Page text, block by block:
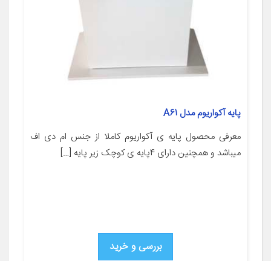
پایه آکواریوم مدل A61
معرفی محصول پایه ی آکواریوم کاملا از جنس ام دی اف
میباشد و همچنین دارای 4پایه ی کوچک زیر پایه […]
بررسی و خرید